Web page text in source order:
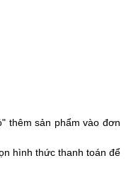
thêm sản phẩm vào đơn
hình thức thanh toán để